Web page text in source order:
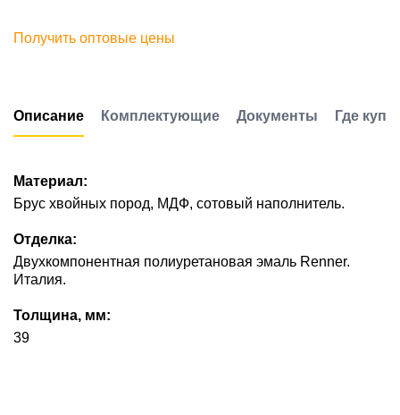
Получить оптовые цены
Описание Комплектующие Документы Где
Материал:
Брус хвойных пород, МДФ, сотовый наполнитель.
Отделка:
Двухкомпонентная полиуретановая эмаль Renner.
Италия.
Толщина, мм:
39